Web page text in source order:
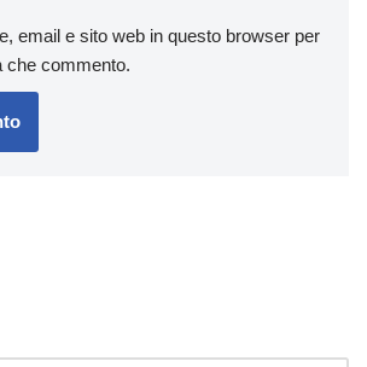
email e sito web in questo browser per
che commento.